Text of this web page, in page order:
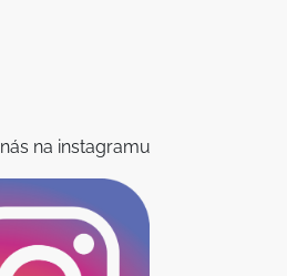
na instagramu